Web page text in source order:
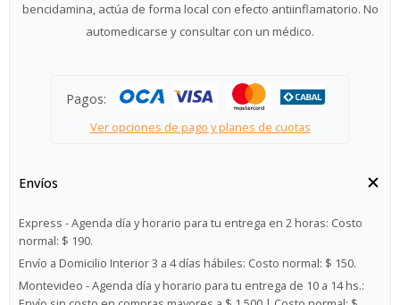
bencidamina, actúa de forma local con efecto antiinflamatorio. No
automedicarse y consultar con un médico.
Pagos:
Ver opciones de pago y planes de cuotas
Envíos
Express - Agenda día y horario para tu entrega en 2 horas: Costo
normal: $ 190.
Envío a Domicilio Interior 3 a 4 días hábiles: Costo normal: $ 150.
Montevideo - Agenda día y horario para tu entrega de 10 a 14 hs.: